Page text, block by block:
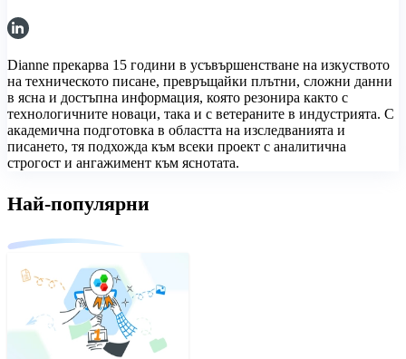
Dianne прекарва 15 години в усъвършенстване на изкуството
на техническото писане, превръщайки плътни, сложни данни
в ясна и достъпна информация, която резонира както с
технологичните новаци, така и с ветераните в индустрията. С
академична подготовка в областта на изследванията и
писането, тя подхожда към всеки проект с аналитична
строгост и ангажимент към яснотата.
Най-популярни